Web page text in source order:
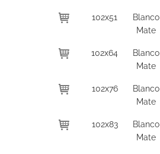
102x51
Blanco
Mate
102x64
Blanco
Mate
102x76
Blanco
Mate
102x83
Blanco
Mate